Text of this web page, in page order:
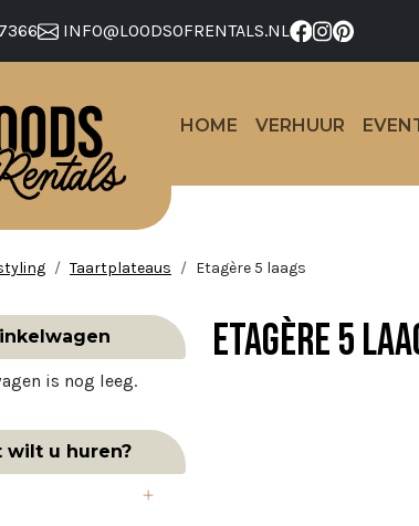
INFO@LOODSOFRENTALS.NL
HOME VERHUUR
Taartplateaus Etagère 5 laags
is nog leeg.
wilt u huren?
Etagère 5